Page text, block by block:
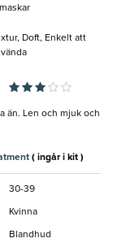
Doft, Enkelt att
än. Len och mjuk och
( ingår i kit )
30-39
Kvinna
Blandhud